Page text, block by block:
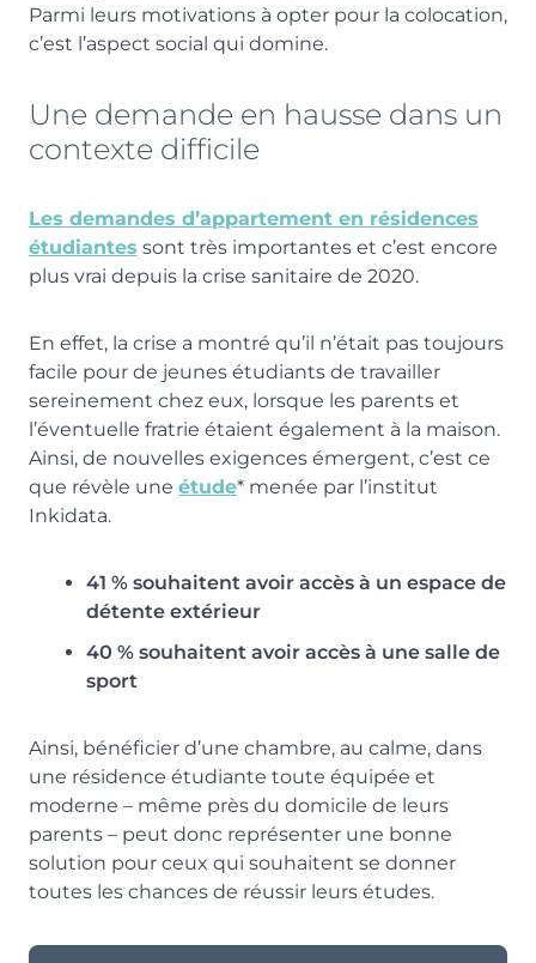
Parmi leurs motivations à opter pour la colocation,
c’est l’aspect social qui domine.
Une demande en hausse dans un
contexte difficile
Les demandes d’appartement en résidences
étudiantes sont très importantes et c’est encore
plus vrai depuis la crise sanitaire de 2020.
En effet, la crise a montré qu’il n’était pas toujours
facile pour de jeunes étudiants de travailler
sereinement chez eux, lorsque les parents et
l’éventuelle fratrie étaient également à la maison.
Ainsi, de nouvelles exigences émergent, c’est ce
que révèle une étude* menée par l’institut
Inkidata.
41 % souhaitent avoir accès à un espace de
détente extérieur
40 % souhaitent avoir accès à une salle de
sport
Ainsi, bénéficier d’une chambre, au calme, dans
une résidence étudiante toute équipée et
moderne – même près du domicile de leurs
parents – peut donc représenter une bonne
solution pour ceux qui souhaitent se donner
toutes les chances de réussir leurs études.